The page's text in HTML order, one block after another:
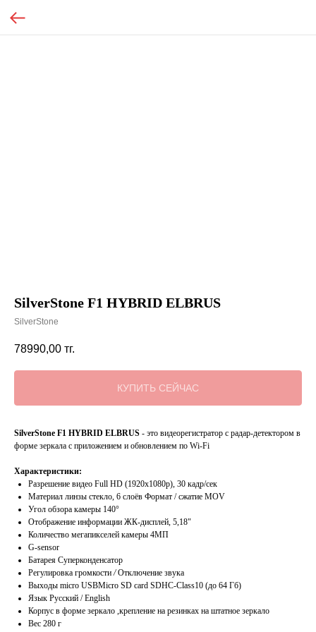
SilverStone F1 HYBRID ELBRUS
SilverStone
78990,00 тг.
КУПИТЬ СЕЙЧАС
SilverStone F1 HYBRID ELBRUS - это видеорегистратор с радар-детектором в
форме зеркала с приложением и обновлением по Wi-Fi
Характеристики:
Разрешение видео Full HD (1920х1080p), 30 кадр/сек
Материал линзы стекло, 6 слоёв Формат / сжатие MOV
Угол обзора камеры 140°
Отображение информации ЖК-дисплей, 5,18"
Количество мегапикселей камеры 4МП
G-sensor
Батарея Суперконденсатор
Регулировка громкости/Отключение звука
Выходы miсro USBMicro SD card SDHC-Class10 (до 64 Гб)
Язык Русский / English
Корпус в форме зеркало ,крепление на резинках на штатное зеркало
Вес 280 г